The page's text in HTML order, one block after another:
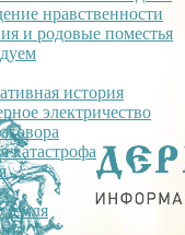
нравственности
и родовые поместья
история
электричество
катастрофа
Земля